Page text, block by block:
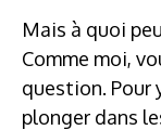
Mais à quoi
Comme moi,
question. Pour
plonger dans